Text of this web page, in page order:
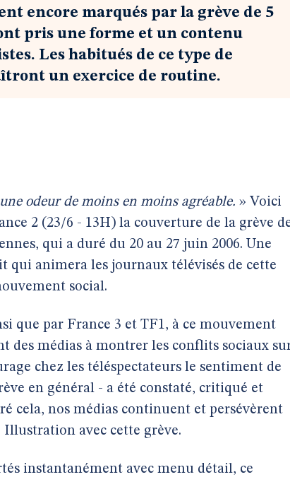
encore marqués par la grève de 5
pris une forme et un contenu
Les habitués de ce type de
un exercice de routine.
odeur de moins en moins agréable. » Voici
2 (23/6 - 13H) la couverture de la grève
qui a duré du 20 au 27 juin 2006. Une
qui animera les journaux télévisés de cette
social.
que par France 3 et TF1, à ce mouvement
des médias à montrer les conflits sociaux
chez les téléspectateurs le sentiment de
en général - a été constaté, critiqué et
cela, nos médias continuent et persévèrent
avec cette grève.
instantanément avec menu détail, ce